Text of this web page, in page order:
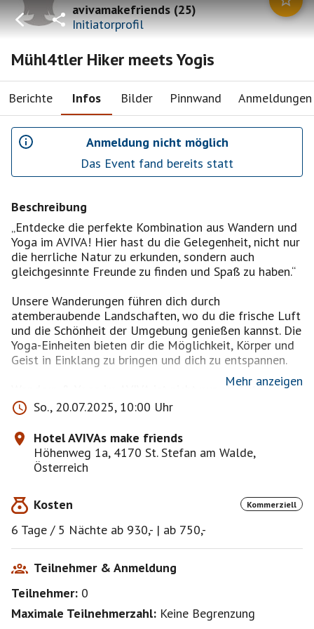
avivamakefriends(25)
Initiatorprofil
Mühl4tler Hiker meets Yogis
Berichte Infos Bilder Pinnwand Anmeldungen
Anmeldung nicht möglich
Das Event fand bereits statt
Beschreibung
„Entdecke die perfekte Kombination aus Wandern und
Yoga im AVIVA! Hier hast du die Gelegenheit, nicht nur
die herrliche Natur zu erkunden, sondern auch
gleichgesinnte Freunde zu finden und Spaß zu haben.“
Unsere Wanderungen führen dich durch
atemberaubende Landschaften, wo du die frische Luft
und die Schönheit der Umgebung genießen kannst. Die
Yoga-Einheiten bieten dir die Möglichkeit, Körper und
Geist in Einklang zu bringen und dich zu entspannen.
Wandern & Yoga im AVIVA ist nicht nur ein Aktivurlaub,
sondern auch eine Gelegenheit, neue Freundschaften
zu schließen und unvergessliche Momente zu erleben.
Komm zu uns und entdecke die perfekte Balance
zwischen Aktivität und Entspannung!“
Böhmerwald bei Wanderungen in der Gruppe. Egal ob
du geübt oder ungeübt bist, bei unseren Yogaeinheiten
kann Jeder mitmachen. Die Wanderungen führen durch
die sanfte Hügellandschaft und sind daher für jedes
Fitnesslevel geeignet.
Die Kombination von Yoga und Wandern ermöglicht es
den Teilnehmern, die Vorteile beider Aktivitäten zu
genießen. Yoga kann vor oder nach einer Wanderung
Mehr anzeigen
So., 20.07.2025, 10:00 Uhr
Hotel AVIVAs make friends
Höhenweg 1a, 4170 St. Stefan am Walde,
Österreich
Kosten Kommerziell
6 Tage / 5 Nächte ab 930,- | ab 750,-
Teilnehmer & Anmeldung
Teilnehmer: 0
Maximale Teilnehmerzahl: Keine Begrenzung